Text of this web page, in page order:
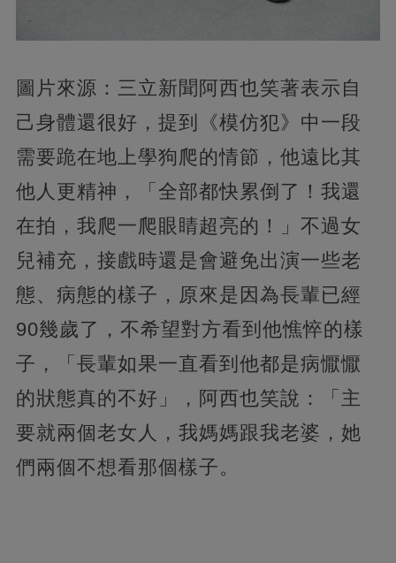
圖片來源：三立新聞阿西也笑著表示自
己身體還很好，提到《模仿犯》中一段
需要跪在地上學狗爬的情節，他遠比其
他人更精神，「全部都快累倒了！我還
在拍，我爬一爬眼睛超亮的！」不過女
兒補充，接戲時還是會避免出演一些老
態、病態的樣子，原來是因為長輩已經
90幾歲了，不希望對方看到他憔悴的樣
子，「長輩如果一直看到他都是病懨懨
的狀態真的不好」，阿西也笑說：「主
要就兩個老女人，我媽媽跟我老婆，她
們兩個不想看那個樣子。